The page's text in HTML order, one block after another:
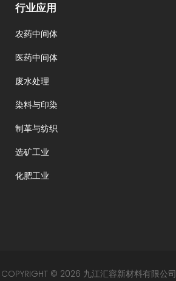
行业应用
农药中间体
医药中间体
废水处理
染料与印染
制革与纺织
选矿工业
化肥工业
COPYRIGHT © 2026 九江汇容新材料有限公司